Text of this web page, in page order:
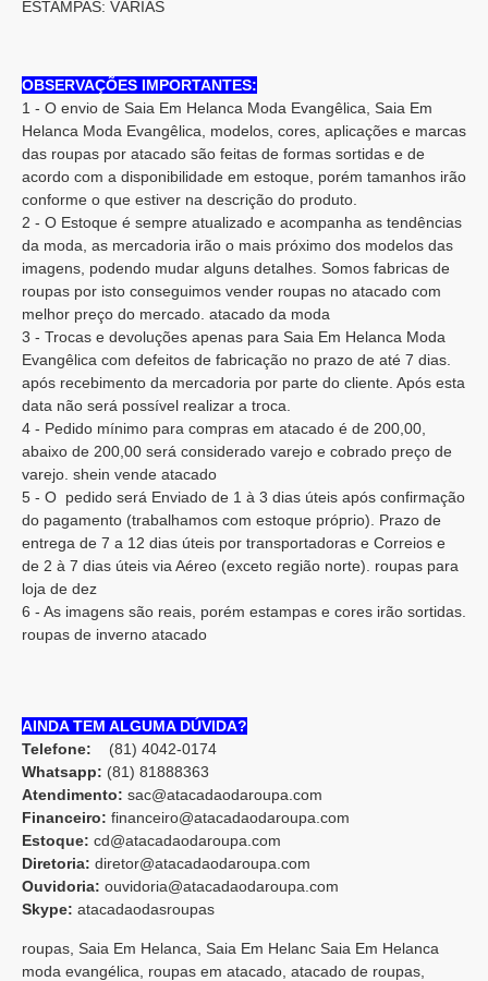
ESTAMPAS: VÁRIAS
OBSERVAÇÕES IMPORTANTES:
1 - O envio de Saia Em Helanca Moda Evangêlica, Saia Em
Helanca Moda Evangêlica, modelos, cores, aplicações e marcas
das roupas por atacado são feitas de formas sortidas e de
acordo com a disponibilidade em estoque, porém tamanhos irão
conforme o que estiver na descrição do produto.
2 - O Estoque é sempre atualizado e acompanha as tendências
da moda, as mercadoria irão o mais próximo dos modelos das
imagens, podendo mudar alguns detalhes. Somos fabricas de
roupas por isto conseguimos vender roupas no atacado com
melhor preço do mercado. atacado da moda
3 - Trocas e devoluções apenas para Saia Em Helanca Moda
Evangêlica com defeitos de fabricação no prazo de até 7 dias.
após recebimento da mercadoria por parte do cliente. Após esta
data não será possível realizar a troca.
4 - Pedido mínimo para compras em atacado é de 200,00,
abaixo de 200,00 será considerado varejo e cobrado preço de
varejo. shein vende atacado
5 - O pedido será Enviado de 1 à 3 dias úteis após confirmação
do pagamento (trabalhamos com estoque próprio). Prazo de
entrega de 7 a 12 dias úteis por transportadoras e Correios e
de 2 à 7 dias úteis via Aéreo (exceto região norte). roupas para
loja de dez
6 - As imagens são reais, porém estampas e cores irão sortidas.
roupas de inverno atacado
AINDA TEM ALGUMA DÚVIDA?
Telefone: (81) 4042-0174
Whatsapp: (81) 81888363
Atendimento: sac@atacadaodaroupa.com
Financeiro: financeiro@atacadaodaroupa.com
Estoque: cd@atacadaodaroupa.com
Diretoria: diretor@atacadaodaroupa.com
Ouvidoria: ouvidoria@atacadaodaroupa.com
Skype: atacadaodasroupas
roupas, Saia Em Helanca, Saia Em Helanc Saia Em Helanca
moda evangélica, roupas em atacado, atacado de roupas,